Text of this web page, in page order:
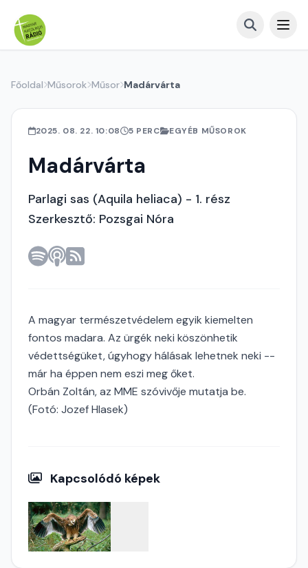
Főoldal Műsorok Műsor Madárvárta
2025. 08. 22. 10:08 5 PERC EGYÉB MŰSOROK
Madárvárta
Parlagi sas (Aquila heliaca) - 1. rész
Szerkesztő: Pozsgai Nóra
A magyar természetvédelem egyik kiemelten
fontos madara. Az ürgék neki köszönhetik
védettségüket, úgyhogy hálásak lehetnek neki --
már ha éppen nem eszi meg őket.
Orbán Zoltán, az MME szóvivője mutatja be.
(Fotó: Jozef Hlasek)
Kapcsolódó képek